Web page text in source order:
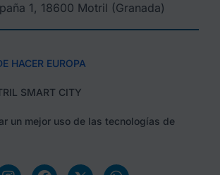
1, 18600 Motril (Granada)​
HACER EUROPA
SMART CITY
un mejor uso de las tecnologías de